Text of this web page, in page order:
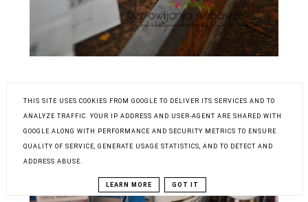
THIS SITE USES COOKIES FROM GOOGLE TO DELIVER ITS SERVICES AND TO
ANALYZE TRAFFIC. YOUR IP ADDRESS AND USER-AGENT ARE SHARED WITH
GOOGLE ALONG WITH PERFORMANCE AND SECURITY METRICS TO ENSURE
QUALITY OF SERVICE, GENERATE USAGE STATISTICS, AND TO DETECT AND
ADDRESS ABUSE.
LEARN MORE GOT IT